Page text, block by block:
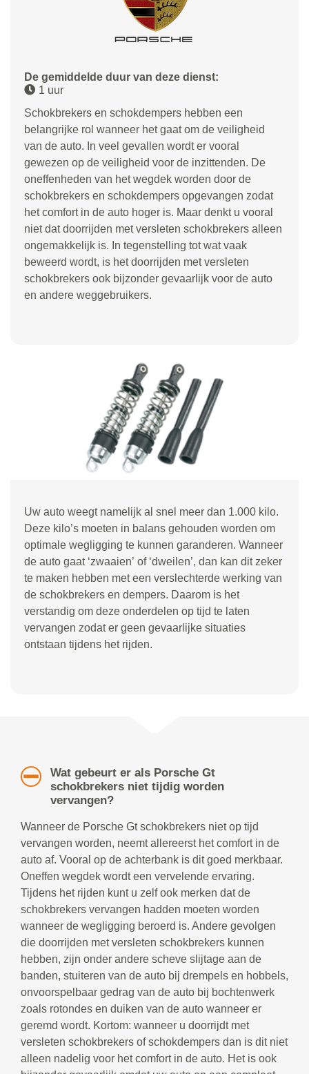
De gemiddelde duur van deze dienst:
1 uur
Schokbrekers en schokdempers hebben een
belangrijke rol wanneer het gaat om de veiligheid
van de auto. In veel gevallen wordt er vooral
gewezen op de veiligheid voor de inzittenden. De
oneffenheden van het wegdek worden door de
schokbrekers en schokdempers opgevangen zodat
het comfort in de auto hoger is. Maar denkt u vooral
niet dat doorrijden met versleten schokbrekers alleen
ongemakkelijk is. In tegenstelling tot wat vaak
beweerd wordt, is het doorrijden met versleten
schokbrekers ook bijzonder gevaarlijk voor de auto
en andere weggebruikers.
Uw auto weegt namelijk al snel meer dan 1.000 kilo.
Deze kilo’s moeten in balans gehouden worden om
optimale wegligging te kunnen garanderen. Wanneer
de auto gaat ‘zwaaien’ of ‘dweilen’, dan kan dit zeker
te maken hebben met een verslechterde werking van
de schokbrekers en dempers. Daarom is het
verstandig om deze onderdelen op tijd te laten
vervangen zodat er geen gevaarlijke situaties
ontstaan tijdens het rijden.
Wat gebeurt er als Porsche Gt
schokbrekers niet tijdig worden
vervangen?
Wanneer de Porsche Gt schokbrekers niet op tijd
vervangen worden, neemt allereerst het comfort in de
auto af. Vooral op de achterbank is dit goed merkbaar.
Oneffen wegdek wordt een vervelende ervaring.
Tijdens het rijden kunt u zelf ook merken dat de
schokbrekers vervangen hadden moeten worden
wanneer de wegligging beroerd is. Andere gevolgen
die doorrijden met versleten schokbrekers kunnen
hebben, zijn onder andere scheve slijtage aan de
banden, stuiteren van de auto bij drempels en hobbels,
onvoorspelbaar gedrag van de auto bij bochtenwerk
zoals rotondes en duiken van de auto wanneer er
geremd wordt. Kortom: wanneer u doorrijdt met
versleten schokbrekers of schokdempers dan is dit niet
alleen nadelig voor het comfort in de auto. Het is ook